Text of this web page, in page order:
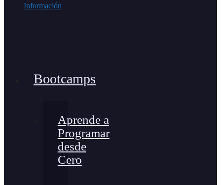
Información
Bootcamps
Aprende a
Programar
desde
Cero